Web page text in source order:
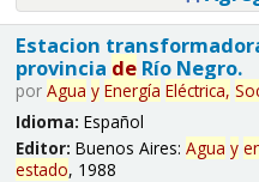
Estacion
provincia deRío Negro.
por Agua y Energía Eléctrica,
Idioma: Español
Editor: Buenos Aires: Agua y
estado, 1988